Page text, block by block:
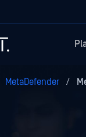
MetaDefender /